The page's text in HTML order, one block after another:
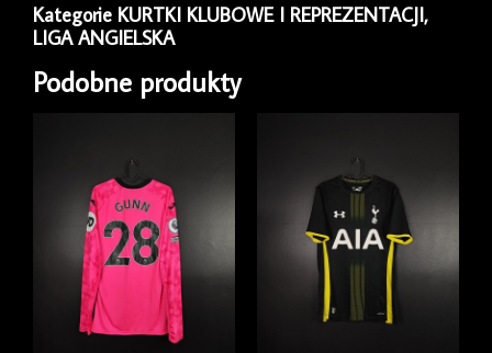
1996/98
Home
Fox
Leisure
Kategorie KURTKI KLUBOWE I REPREZENTACJI,
LIGA ANGIELSKA
Podobne produkty